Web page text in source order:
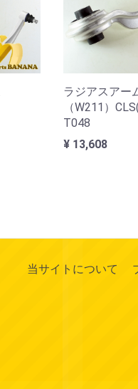
ラジアスアー
（W211）
T048
¥ 13,608
当サイトについて